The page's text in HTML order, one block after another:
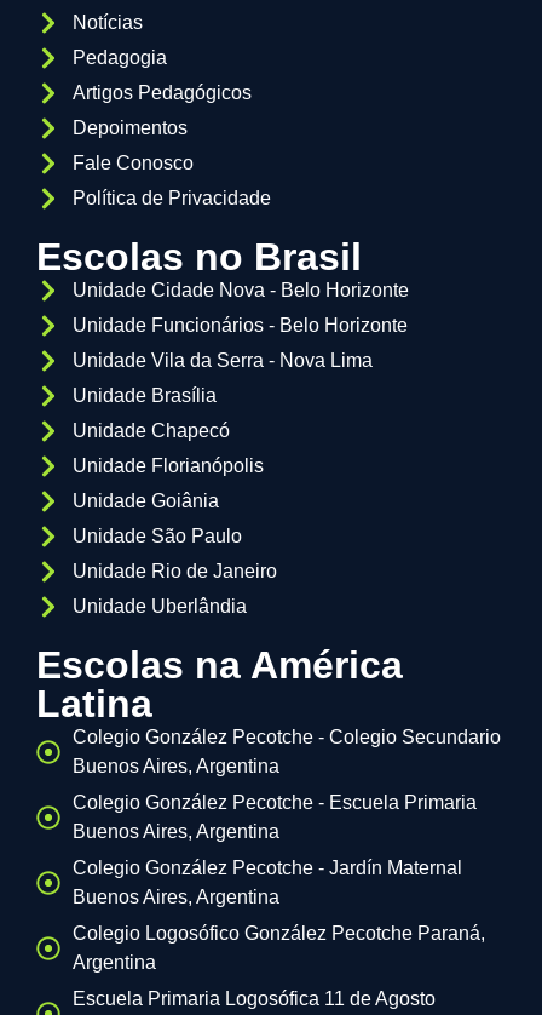
Notícias
Pedagogia
Artigos Pedagógicos
Depoimentos
Fale Conosco
Política de Privacidade
Escolas no Brasil
Unidade Cidade Nova - Belo Horizonte
Unidade Funcionários - Belo Horizonte
Unidade Vila da Serra - Nova Lima
Unidade Brasília
Unidade Chapecó
Unidade Florianópolis
Unidade Goiânia
Unidade São Paulo
Unidade Rio de Janeiro
Unidade Uberlândia
Escolas na América
Latina
Colegio González Pecotche - Colegio Secundario
Buenos Aires, Argentina
Colegio González Pecotche - Escuela Primaria
Buenos Aires, Argentina
Colegio González Pecotche - Jardín Maternal
Buenos Aires, Argentina
Colegio Logosófico González Pecotche Paraná,
Argentina
Escuela Primaria Logosófica 11 de Agosto